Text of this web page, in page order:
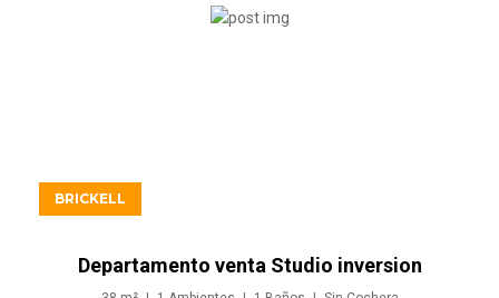
BRICKELL
Departamento venta Studio inversion
en Brickell Miami